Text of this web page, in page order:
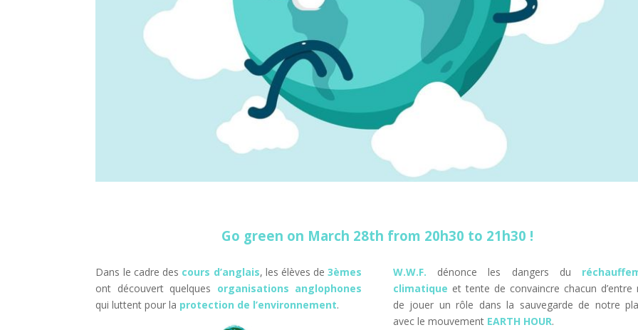
Go green on March 28th from 20h30 to 21h30 !
Dans le cadre des cours d’anglais, les élèves de3èmes
ont découvert quelques organisations anglophones
qui luttent pour la protection de l’environnement.
W.W.F. dénonce les dangers du
climatique et tente de convaincre chacun d’entre
de jouer un rôle dans la sauvegarde de notre
avec le mouvement EARTH HOUR.